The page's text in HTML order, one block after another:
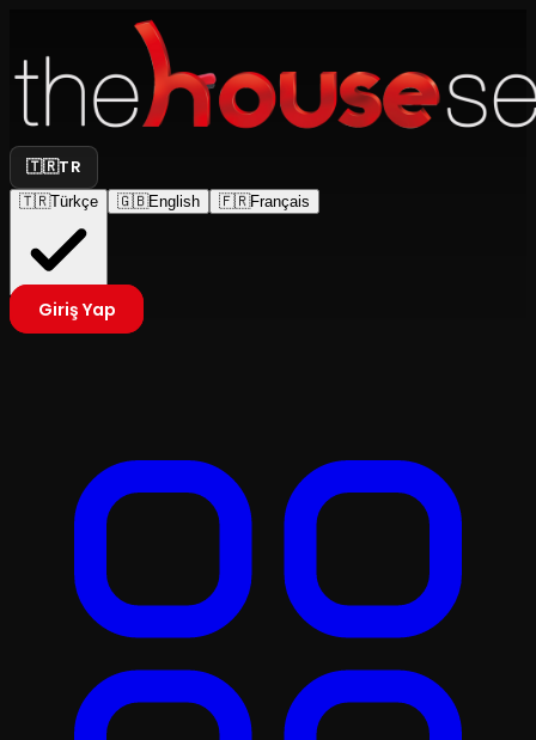
🇹🇷TR
🇹🇷Türkçe 🇬🇧English 🇫🇷Français
Giriş Yap